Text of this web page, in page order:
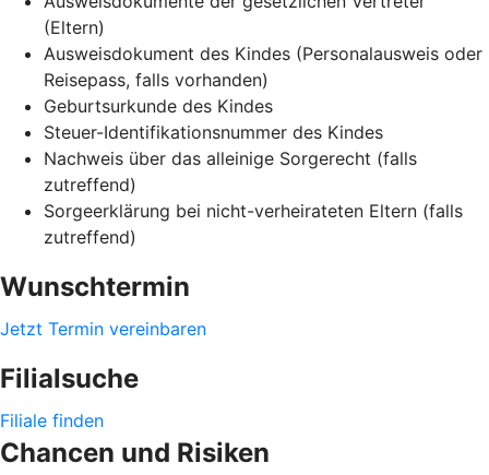
(Eltern)
Ausweisdokument des Kindes (Personalausweis oder
Reisepass, falls vorhanden)
Geburtsurkunde des Kindes
Steuer-Identifikationsnummer des Kindes
Nachweis über das alleinige Sorgerecht (falls
zutreffend)
Sorgeerklärung bei nicht-verheirateten Eltern (falls
zutreffend)
Wunschtermin
Jetzt Termin vereinbaren
Filialsuche
Filiale finden
Chancen und Risiken